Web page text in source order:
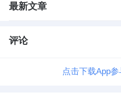
最新文章
评论
点击下载App